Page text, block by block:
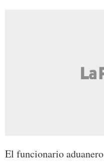
El funcionario